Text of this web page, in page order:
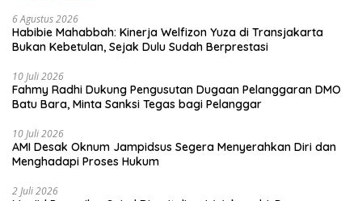
6 Agustus 2026
Habibie Mahabbah: Kinerja Welfizon Yuza di Transjakarta
Bukan Kebetulan, Sejak Dulu Sudah Berprestasi
10 Juli 2026
Fahmy Radhi Dukung Pengusutan Dugaan Pelanggaran DMO
Batu Bara, Minta Sanksi Tegas bagi Pelanggar
10 Juli 2026
AMI Desak Oknum Jampidsus Segera Menyerahkan Diri dan
Menghadapi Proses Hukum
2 Juli 2026